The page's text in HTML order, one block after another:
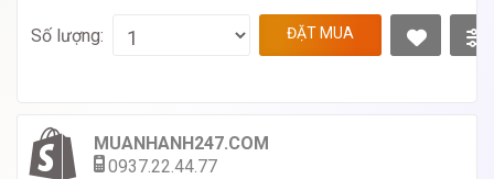
Số lượng: ĐẶT MUA
MUANHANH247.COM
0937.22.44.77